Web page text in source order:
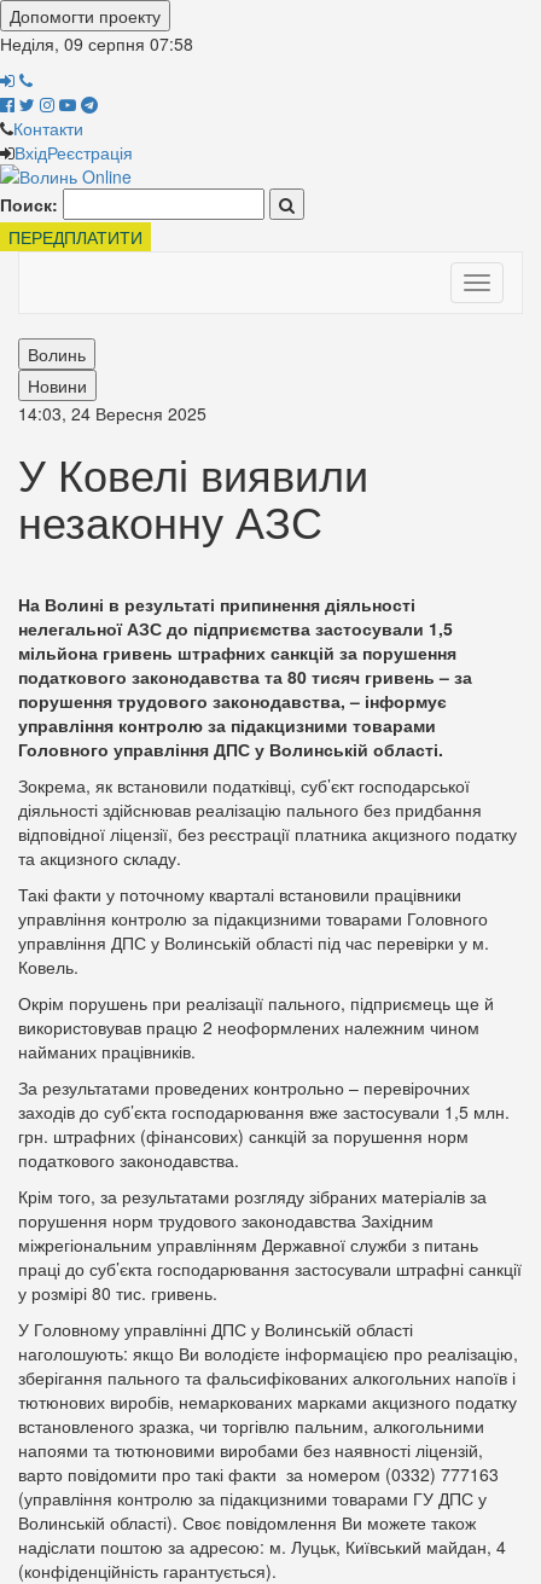
Допомогти проекту
Неділя, 09 серпня 07:58
Контакти
ВхідРеєстрація
Поиск:
ПЕРЕДПЛАТИТИ
Toggle
Волинь
Новини
14:03, 24 Вересня 2025
У Ковелі виявили
незаконну АЗС
На Волині в результаті припинення діяльності
нелегальної АЗС до підприємства застосували 1,5
мільйона гривень штрафних санкцій за порушення
податкового законодавства та 80 тисяч гривень – за
порушення трудового законодавства, – інформує
управління контролю за підакцизними товарами
Головного управління ДПС у Волинській області.
Зокрема, як встановили податківці, суб’єкт господарської
діяльності здійснював реалізацію пального без придбання
відповідної ліцензії, без реєстрації платника акцизного податку
та акцизного складу.
Такі факти у поточному кварталі встановили працівники
управління контролю за підакцизними товарами Головного
управління ДПС у Волинській області під час перевірки у м.
Ковель.
Окрім порушень при реалізації пального, підприємець ще й
використовував працю 2 неоформлених належним чином
найманих працівників.
За результатами проведених контрольно – перевірочних
заходів до суб’єкта господарювання вже застосували 1,5 млн.
грн. штрафних (фінансових) санкцій за порушення норм
податкового законодавства.
Крім того, за результатами розгляду зібраних матеріалів за
порушення норм трудового законодавства Західним
міжрегіональним управлінням Державної служби з питань
праці до суб’єкта господарювання застосували штрафні санкції
у розмірі 80 тис. гривень.
У Головному управлінні ДПС у Волинській області
наголошують: якщо Ви володієте інформацією про реалізацію,
зберігання пального та фальсифікованих алкогольних напоїв і
тютюнових виробів, немаркованих марками акцизного податку
встановленого зразка, чи торгівлю пальним, алкогольними
напоями та тютюновими виробами без наявності ліцензій,
варто повідомити про такі факти за номером (0332) 777163
(управління контролю за підакцизними товарами ГУ ДПС у
Волинській області). Своє повідомлення Ви можете також
надіслати поштою за адресою: м. Луцьк, Київський майдан, 4
(конфіденційність гарантується).